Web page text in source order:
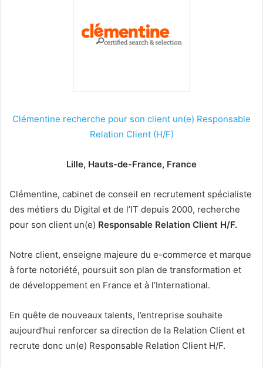
Clémentine recherche pour son client un(e) Responsable
Relation Client (H/F)
Lille, Hauts-de-France, France
Clémentine, cabinet de conseil en recrutement spécialiste
des métiers du Digital et de l’IT depuis 2000, recherche
pour son client un(e) Responsable Relation Client H/F.
Notre client, enseigne majeure du e-commerce et marque
à forte notoriété, poursuit son plan de transformation et
de développement en France et à l’International.
En quête de nouveaux talents, l’entreprise souhaite
aujourd’hui renforcer sa direction de la Relation Client et
recrute donc un(e) Responsable Relation Client H/F.